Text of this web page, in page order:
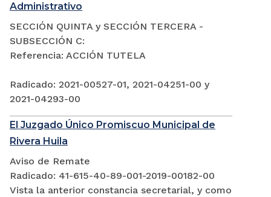
Administrativo
SECCIÓN QUINTA y SECCIÓN TERCERA -
SUBSECCIÓN C:
Referencia: ACCIÓN TUTELA
Radicado: 2021-00527-01, 2021-04251-00 y
2021-04293-00
El Juzgado Único Promiscuo Municipal de
Rivera Huila
Aviso de Remate
Radicado: 41-615-40-89-001-2019-00182-00
Vista la anterior constancia secretarial, y como